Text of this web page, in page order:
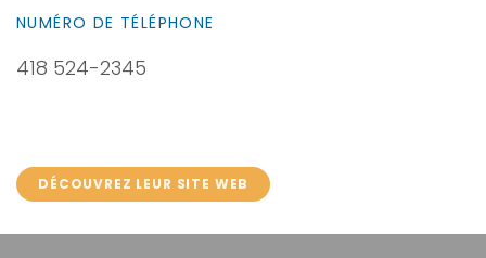
NUMÉRO DE TÉLÉPHONE
418 524-2345
DÉCOUVREZ LEUR SITE WEB